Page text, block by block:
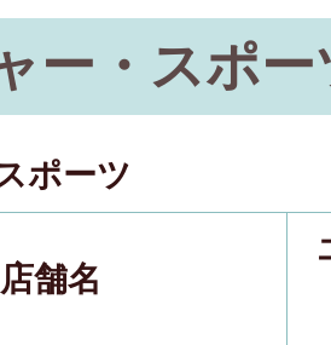
ー・スポー
ポーツ
店舗名